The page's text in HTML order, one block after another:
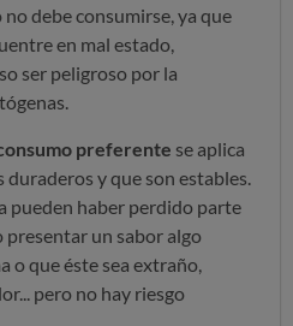
debe consumirse, ya que
en mal estado,
ser peligroso por la
preferente se aplica
y que son estables.
pueden haber perdido parte
presentar un sabor algo
o que éste sea extraño,
pero no hay riesgo